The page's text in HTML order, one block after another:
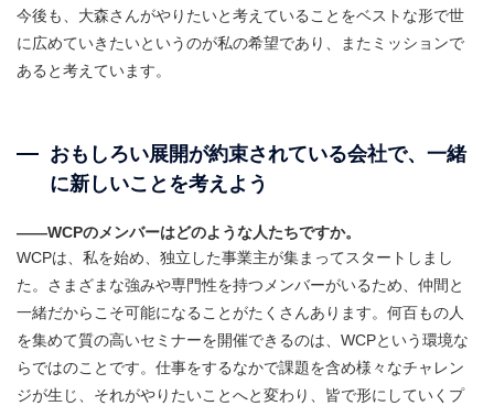
今後も、大森さんがやりたいと考えていることをベストな形で世
に広めていきたいというのが私の希望であり、またミッションで
あると考えています。
おもしろい展開が約束されている会社で、一緒
に新しいことを考えよう
――WCPのメンバーはどのような人たちですか。
WCPは、私を始め、独立した事業主が集まってスタートしまし
た。さまざまな強みや専門性を持つメンバーがいるため、仲間と
一緒だからこそ可能になることがたくさんあります。何百もの人
を集めて質の高いセミナーを開催できるのは、WCPという環境な
らではのことです。仕事をするなかで課題を含め様々なチャレン
ジが生じ、それがやりたいことへと変わり、皆で形にしていくプ